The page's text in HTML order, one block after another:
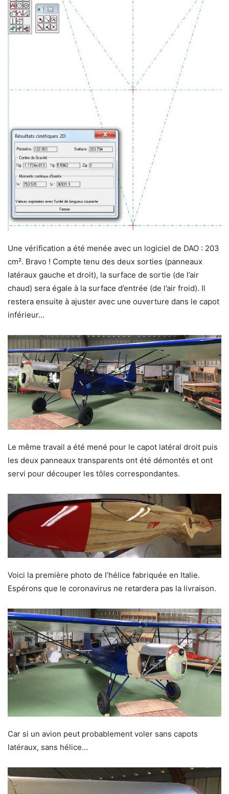
Une vérification a été menée avec un logiciel de DAO : 203
cm². Bravo ! Compte tenu des deux sorties (panneaux
latéraux gauche et droit), la surface de sortie (de l’air
chaud) sera égale à la surface d’entrée (de l’air froid). Il
restera ensuite à ajuster avec une ouverture dans le capot
inférieur…
Le même travail a été mené pour le capot latéral droit puis
les deux panneaux transparents ont été démontés et ont
servi pour découper les tôles correspondantes.
Voici la première photo de l’hélice fabriquée en Italie.
Espérons que le coronavirus ne retardera pas la livraison.
Car si un avion peut probablement voler sans capots
latéraux, sans hélice…